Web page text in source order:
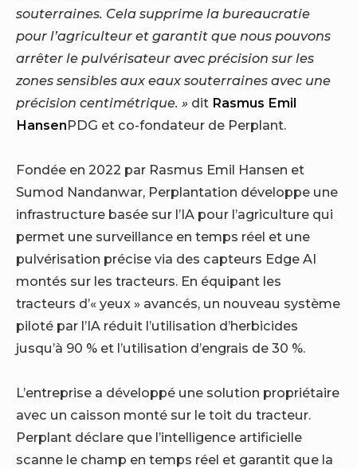
souterraines. Cela supprime la bureaucratie
pour l’agriculteur et garantit que nous pouvons
arrêter le pulvérisateur avec précision sur les
zones sensibles aux eaux souterraines avec une
précision centimétrique. » dit Rasmus Emil
HansenPDG et co-fondateur de Perplant.
Fondée en 2022 par Rasmus Emil Hansen et
Sumod Nandanwar, Perplantation développe une
infrastructure basée sur l’IA pour l’agriculture qui
permet une surveillance en temps réel et une
pulvérisation précise via des capteurs Edge AI
montés sur les tracteurs. En équipant les
tracteurs d’« yeux » avancés, un nouveau système
piloté par l’IA réduit l’utilisation d’herbicides
jusqu’à 90 % et l’utilisation d’engrais de 30 %.
L’entreprise a développé une solution propriétaire
avec un caisson monté sur le toit du tracteur.
Perplant déclare que l’intelligence artificielle
scanne le champ en temps réel et garantit que la